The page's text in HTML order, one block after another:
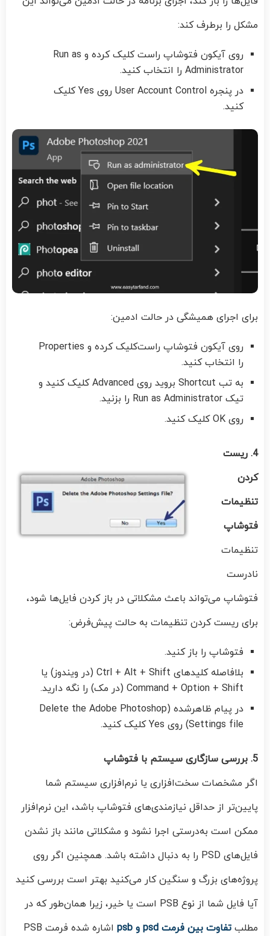
مشکل را برطرف کند:
روی آیکون فتوشاپ راست‌ کلیک کرده و Run as
Administrator را انتخاب کنید.
در پنجره User Account Control روی Yes کلیک
کنید.
برای اجرای همیشگی در حالت ادمین:
روی آیکون فتوشاپ راست‌کلیک کرده و Properties
را انتخاب کنید.
به تب Shortcut بروید روی Advanced کلیک کنید و
تیک Run as Administrator را بزنید.
روی OK کلیک کنید.
4. ریست
کردن
تنظیمات
فتوشاپ
تنظیمات
نادرست
فتوشاپ می‌تواند باعث مشکلاتی در باز کردن فایل‌ها شود،
برای ریست کردن تنظیمات به حالت پیش‌فرض:
فتوشاپ را باز کنید.
بلافاصله کلیدهای Ctrl + Alt + Shift (در ویندوز) یا
Command + Option + Shift (در مک) را نگه دارید.
در پیام ظاهرشده (Delete the Adobe Photoshop
Settings file) روی Yes کلیک کنید.
5. بررسی سازگاری سیستم با فتوشاپ
اگر مشخصات سخت‌افزاری یا نرم‌افزاری سیستم شما
پایین‌تر از حداقل نیازمندی‌های فتوشاپ باشد، این نرم‌افزار
ممکن است به‌درستی اجرا نشود و مشکلاتی مانند باز نشدن
فایل‌های PSD را به دنبال داشته باشد. همچنین اگر روی
پروژه‌های بزرگ و سنگین کار می‌کنید بهتر است بررسی کنید
آیا فایل شما از نوع PSB است یا خیر، زیرا همان‌طور که در
مطلبتفاوت بین فرمت psd و psb
اشاره شده فرمت PSB